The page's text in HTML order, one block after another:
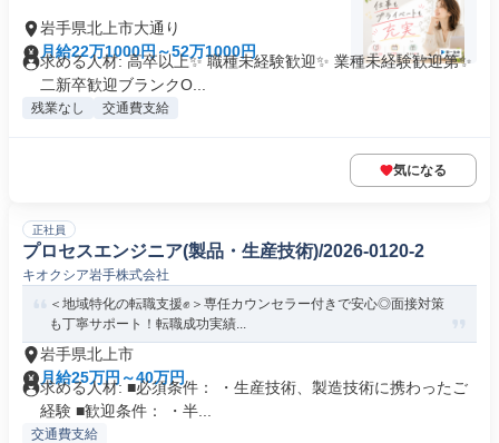
岩手県北上市大通り
月給22万1000円～52万1000円
求める人材: 高卒以上✨ 職種未経験歓迎✨ 業種未経験歓迎第✨
二新卒歓迎ブランクO...
残業なし 交通費支給
気になる
正社員
プロセスエンジニア(製品・生産技術)/2026-0120-2
キオクシア岩手株式会社
＜地域特化の転職支援✊️＞専任カウンセラー付きで安心◎面接対策
も丁寧サポート！転職成功実績...
岩手県北上市
月給25万円～40万円
求める人材: ■必須条件： ・生産技術、製造技術に携わったご
経験 ■歓迎条件： ・半...
交通費支給